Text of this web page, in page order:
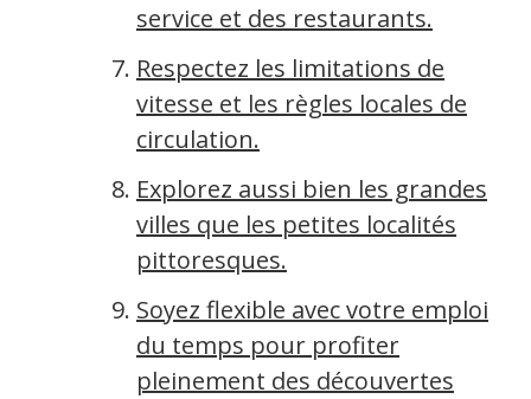
service et des restaurants.
Respectez les limitations de
vitesse et les règles locales de
circulation.
Explorez aussi bien les grandes
villes que les petites localités
pittoresques.
Soyez flexible avec votre emploi
du temps pour profiter
pleinement des découvertes